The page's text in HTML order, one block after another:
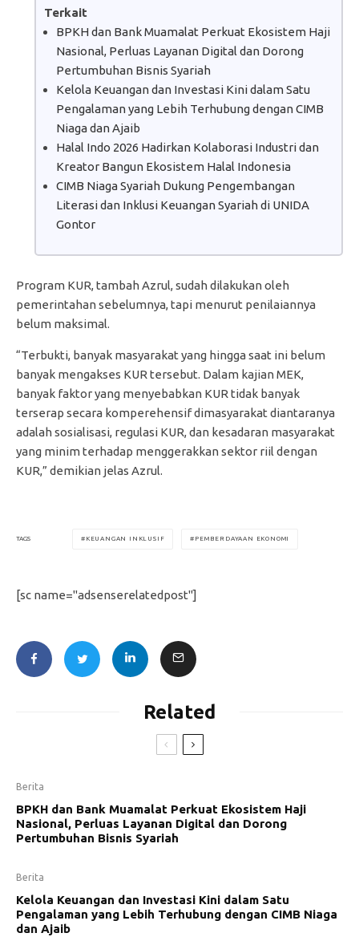
Terkait
BPKH dan Bank Muamalat Perkuat Ekosistem Haji
Nasional, Perluas Layanan Digital dan Dorong
Pertumbuhan Bisnis Syariah
Kelola Keuangan dan Investasi Kini dalam Satu
Pengalaman yang Lebih Terhubung dengan CIMB
Niaga dan Ajaib
Halal Indo 2026 Hadirkan Kolaborasi Industri dan
Kreator Bangun Ekosistem Halal Indonesia
CIMB Niaga Syariah Dukung Pengembangan
Literasi dan Inklusi Keuangan Syariah di UNIDA
Gontor
Program KUR, tambah Azrul, sudah dilakukan oleh
pemerintahan sebelumnya, tapi menurut penilaiannya
belum maksimal.
“Terbukti, banyak masyarakat yang hingga saat ini belum
banyak mengakses KUR tersebut. Dalam kajian MEK,
banyak faktor yang menyebabkan KUR tidak banyak
terserap secara komperehensif dimasyarakat diantaranya
adalah sosialisasi, regulasi KUR, dan kesadaran masyarakat
yang minim terhadap menggerakkan sektor riil dengan
KUR,” demikian jelas Azrul.
TAGS KEUANGAN INKLUSIF PEMBERDAYAAN EKONOMI
[sc name="adsenserelatedpost"]
Related
Berita
BPKH dan Bank Muamalat Perkuat Ekosistem Haji
Nasional, Perluas Layanan Digital dan Dorong
Pertumbuhan Bisnis Syariah
Berita
Kelola Keuangan dan Investasi Kini dalam Satu
Pengalaman yang Lebih Terhubung dengan CIMB Niaga
dan Ajaib